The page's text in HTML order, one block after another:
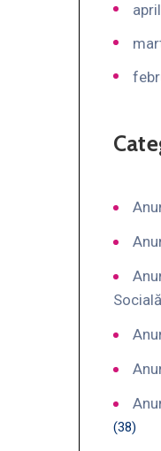
Socială
(38)